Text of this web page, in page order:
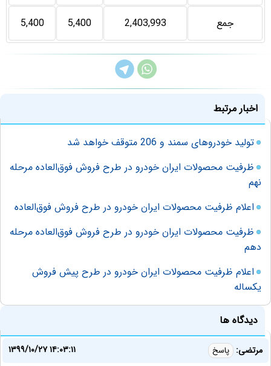
جمع 2,403,993
5,400
5,400
اخبار مرتبط
تولید خودروهای سمند و 206 متوقف خواهد شد
ظرفیت محصولات ایران خودرو در طرح فروش فوق‌العاده مرحله
نهم
اعلام ظرفیت محصولات ایران خودرو در طرح فروش فوق‌العاده
ظرفیت محصولات ایران خودرو در طرح فروش فوق‌العاده مرحله
دهم
اعلام ظرفیت محصولات ایران خودرو در طرح پیش فروش
یکساله
دیدگاه ها
مرتضی: پاسخ
۱۳۹۹/۱۰/۲۷ ۱۴:۰۳:۱۱